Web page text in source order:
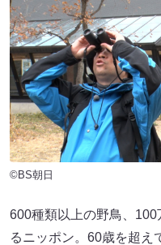
©BS朝日
600種類以上の野鳥、
るニッポン。60歳を超え